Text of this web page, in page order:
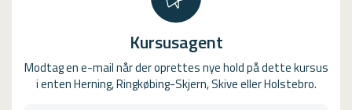
Kursusagent
Modtag en e-mail når der oprettes nye hold på dette kursus
i enten Herning, Ringkøbing-Skjern, Skive eller Holstebro.